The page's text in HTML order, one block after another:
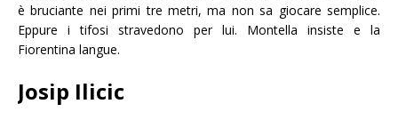
è bruciante nei primi tre metri, ma non sa giocare semplice.
Eppure i tifosi stravedono per lui. Montella insiste e la
Fiorentina langue.
Josip Ilicic